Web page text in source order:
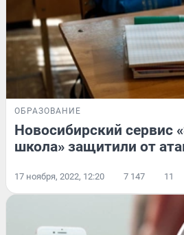
ОБРАЗОВАНИЕ
Новосибирский сервис
школа» защитили от
17 ноября, 2022, 12:20 7 147 11